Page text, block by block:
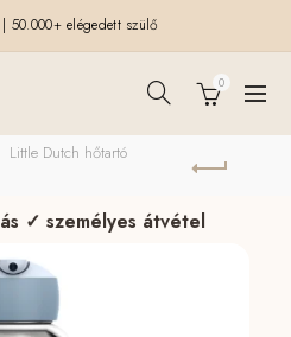
| 50.000+ elégedett szülő
0
Little Dutch hőtartó
✓ személyes átvétel